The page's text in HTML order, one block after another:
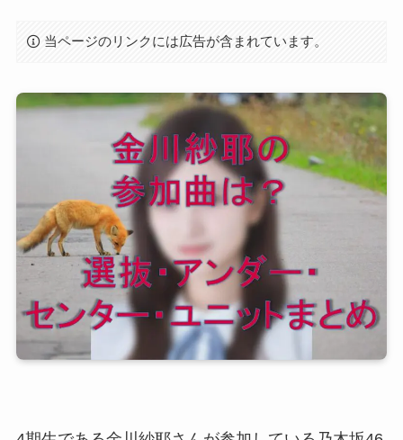
当ページのリンクには広告が含まれています。